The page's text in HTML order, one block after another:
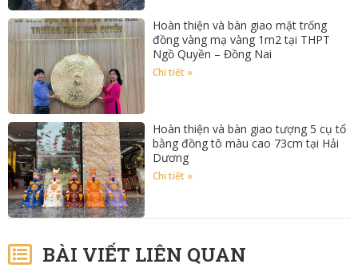
Hoàn thiện và bàn giao mặt trống
đồng vàng mạ vàng 1m2 tại THPT
Ngồ Quyền – Đồng Nai
Chi tiết »
Hoàn thiện và bàn giao tượng 5 cụ tổ
bằng đồng tô màu cao 73cm tại Hải
Dương
Chi tiết »
BÀI VIẾT LIÊN QUAN